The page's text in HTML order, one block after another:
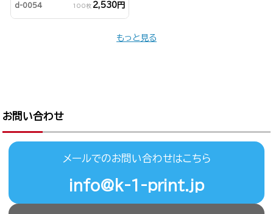
d-0054 100枚 2,530円
もっと見る
お問い合わせ
メールでのお問い合わせはこちら
info@k-1-print.jp